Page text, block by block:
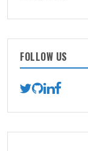
FOLLOW US